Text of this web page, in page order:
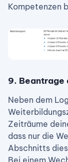
Kompetenzen
9. Beantrage
Neben dem
Zeiträume
dass nur die
Abschnitts
Bei einem